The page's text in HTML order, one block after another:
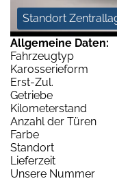
Standort
Allgemeine Daten:
Fahrzeugtyp
Karosserieform
Erst-Zul.
Getriebe
Kilometerstand
Anzahl der Türen
Farbe
Standort
Lieferzeit
Unsere Nummer